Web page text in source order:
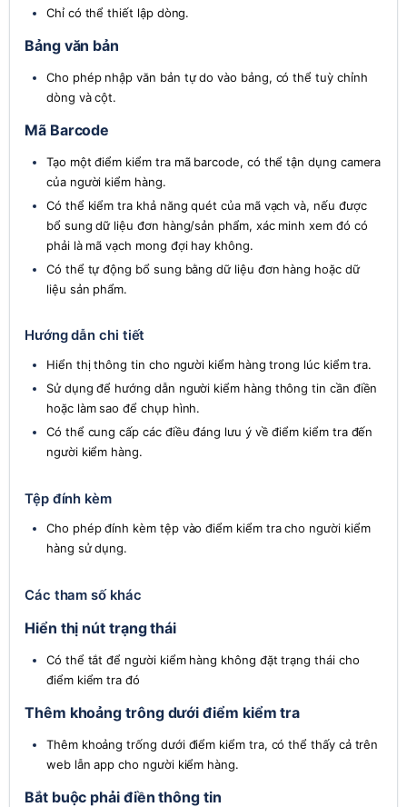
Chỉ có thể thiết lập dòng.
Bảng văn bản
Cho phép nhập văn bản tự do vào bảng, có thể tuỳ chỉnh
dòng và cột.
Mã Barcode
Tạo một điểm kiểm tra mã barcode, có thể tận dụng camera
của người kiểm hàng.
Có thể kiểm tra khả năng quét của mã vạch và, nếu được
bổ sung dữ liệu đơn hàng/sản phẩm, xác minh xem đó có
phải là mã vạch mong đợi hay không.
Có thể tự động bổ sung bằng dữ liệu đơn hàng hoặc dữ
liệu sản phẩm.
Hướng dẫn chi tiết
Hiển thị thông tin cho người kiểm hàng trong lúc kiểm tra.
Sử dụng để hướng dẫn người kiểm hàng thông tin cần điền
hoặc làm sao để chụp hình.
Có thể cung cấp các điều đáng lưu ý về điểm kiểm tra đến
người kiểm hàng.
Tệp đính kèm
Cho phép đính kèm tệp vào điểm kiểm tra cho người kiểm
hàng sử dụng.
Các tham số khác
Hiển thị nút trạng thái
Có thể tắt để người kiểm hàng không đặt trạng thái cho
điểm kiểm tra đó
Thêm khoảng trông dưới điểm kiểm tra
Thêm khoảng trống dưới điểm kiểm tra, có thể thấy cả trên
web lẫn app cho người kiểm hàng.
Bắt buộc phải điền thông tin